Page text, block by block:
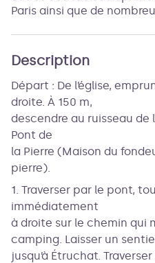
Paris ainsi que de
Description
Départ : De l’église,
droite. À 150 m,
descendre au ruisseau de
Pont de
la Pierre (Maison du
pierre).
1. Traverser par le pont,
immédiatement
à droite sur le chemin qui
camping. Laisser un
jusqu’à Étruchat.